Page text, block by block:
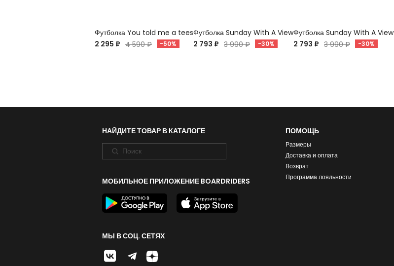
Футболка You told me a tees
2 295 ₽ 4 590 ₽ -50%
Футболка Sunday With A View
2 793 ₽ 3 990 ₽ -30%
Футболка Sunday With A View
2 793 ₽ 3 990 ₽ -30%
НАЙДИТЕ ТОВАР В КАТАЛОГЕ
МОБИЛЬНОЕ ПРИЛОЖЕНИЕ BOARDRIDERS
МЫ В СОЦ. СЕТЯХ
ПОМОЩЬ
Размеры
Доставка и оплата
Возврат
Программа лояльности